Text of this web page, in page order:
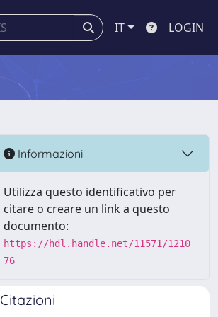
IT LOGIN
Informazioni
Utilizza questo identificativo per
citare o creare un link a questo
documento:
https://hdl.handle.net/11571/1210
76
Citazioni